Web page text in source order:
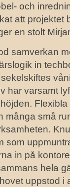
och
att projektet
en stolt
samverkan
in
har varsamt
många små
som
in på
hela
uppstod i